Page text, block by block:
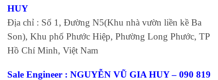
HUY
Địa chỉ : Số 1, Đường N5(Khu nhà vườn liền kề Ba
Son), Khu phố Phước Hiệp, Phường Long Phước, TP
Hồ Chí Minh, Việt Nam
Sale Engineer : NGUYỄN VŨ GIA HUY – 090 819